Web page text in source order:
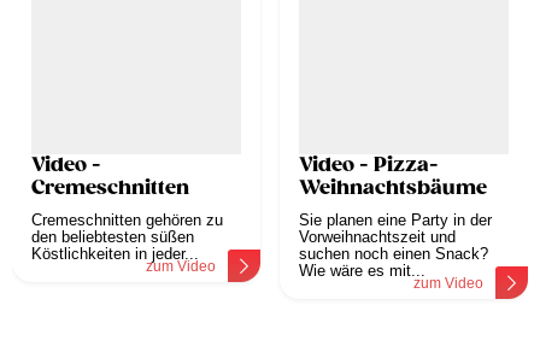
Video -
Cremeschnitten
Cremeschnitten gehören zu
den beliebtesten süßen
Köstlichkeiten in jeder...
zum Video
Video - Pizza-
Weihnachtsbäume
Sie planen eine Party in der
Vorweihnachtszeit und
suchen noch einen Snack?
Wie wäre es mit...
zum Video